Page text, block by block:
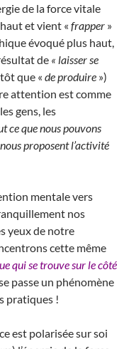
de la force vitale
haut et vient « frapper »
évoqué plus haut,
de « laisser se
que « de produire »)
attention est comme
gens, les
ce que nous pouvons
proposent l’activité
mentale vers
nos
yeux de notre
cette même
qui se trouve sur le côté
passe un phénomène
pratiques !
est polarisée sur soi